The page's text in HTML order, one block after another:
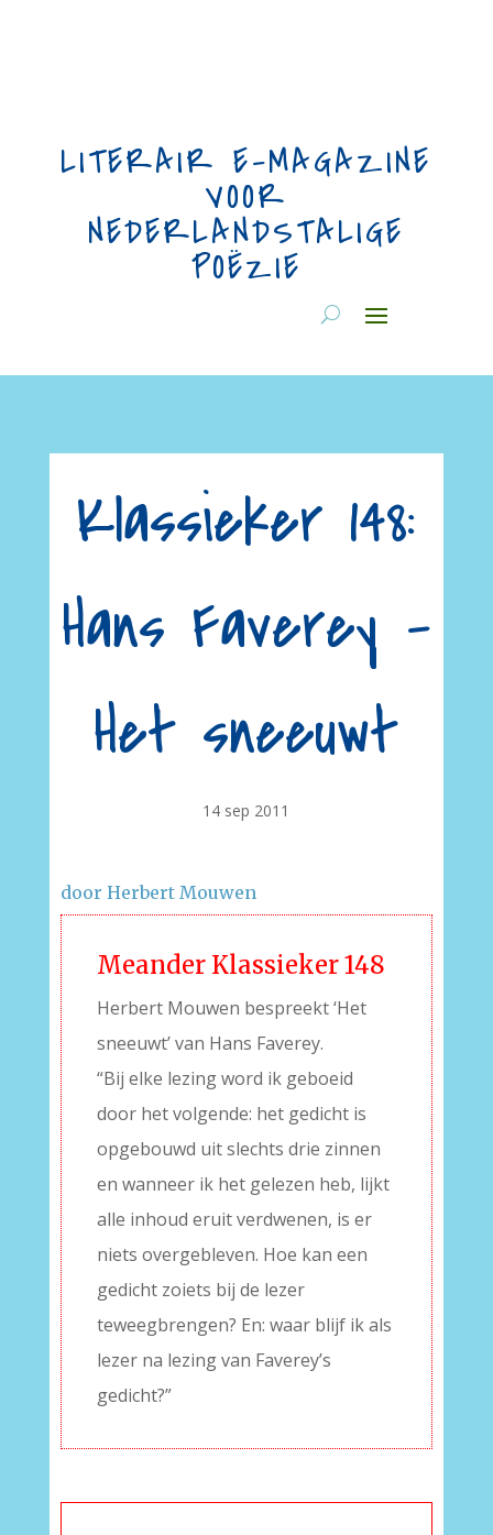
LITERAIR E-MAGAZINE
VOOR
NEDERLANDSTALIGE
POËZIE
Klassieker 148:
Hans Faverey –
Het sneeuwt
14 sep 2011
door Herbert Mouwen
Meander Klassieker 148
Herbert Mouwen bespreekt ‘Het
sneeuwt’ van Hans Faverey.
“Bij elke lezing word ik geboeid
door het volgende: het gedicht is
opgebouwd uit slechts drie zinnen
en wanneer ik het gelezen heb, lijkt
alle inhoud eruit verdwenen, is er
niets overgebleven. Hoe kan een
gedicht zoiets bij de lezer
teweegbrengen? En: waar blijf ik als
lezer na lezing van Faverey’s
gedicht?”